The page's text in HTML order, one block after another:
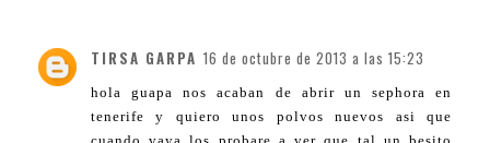
TIRSA GARPA 16 de octubre de 2013 a las 15:23
hola guapa nos acaban de abrir un sephora en
tenerife y quiero unos polvos nuevos asi que